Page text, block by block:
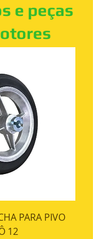
e peças
PARA PIVO
12